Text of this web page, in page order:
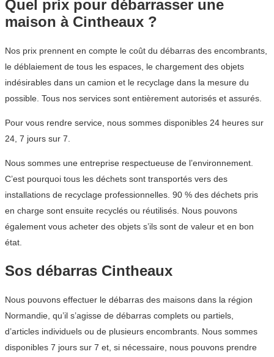
Quel prix pour débarrasser une
maison à Cintheaux ?
Nos prix prennent en compte le coût du débarras des encombrants,
le déblaiement de tous les espaces, le chargement des objets
indésirables dans un camion et le recyclage dans la mesure du
possible. Tous nos services sont entièrement autorisés et assurés.
Pour vous rendre service, nous sommes disponibles 24 heures sur
24, 7 jours sur 7.
Nous sommes une entreprise respectueuse de l’environnement.
C’est pourquoi tous les déchets sont transportés vers des
installations de recyclage professionnelles. 90 % des déchets pris
en charge sont ensuite recyclés ou réutilisés. Nous pouvons
également vous acheter des objets s’ils sont de valeur et en bon
état.
Sos débarras Cintheaux
Nous pouvons effectuer le débarras des maisons dans la région
Normandie, qu’il s’agisse de débarras complets ou partiels,
d’articles individuels ou de plusieurs encombrants. Nous sommes
disponibles 7 jours sur 7 et, si nécessaire, nous pouvons prendre